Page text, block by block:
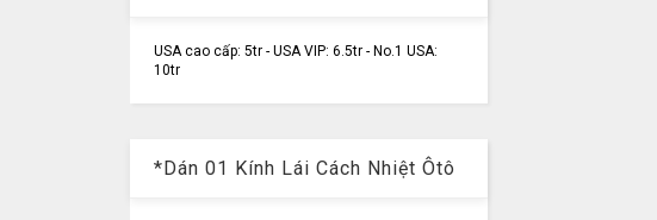
USA cao cấp: 5tr - USA VIP: 6.5tr - No.1 USA:
10tr
*Dán 01 Kính Lái Cách Nhiệt Ôtô